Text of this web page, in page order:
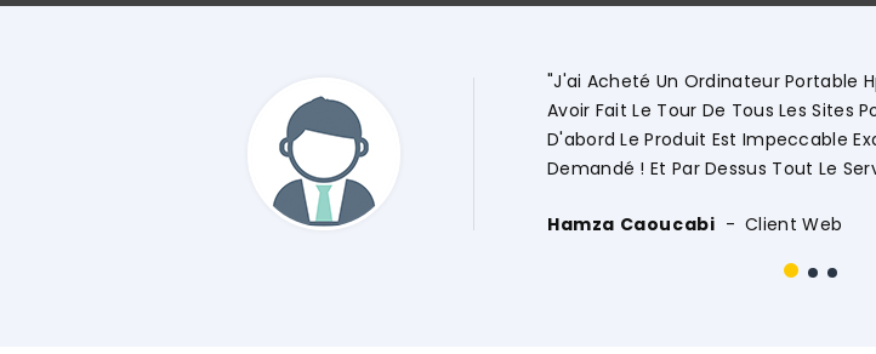
Et Je Ne Regrette Pas Du Tout Mon Choix ! Tout
Comme Décrit Sur Le Site Et Comme
Est Génial Et Impeccable !! .... Merci Encore."